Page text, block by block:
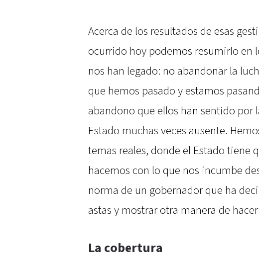
Acerca de los resultados de esas
ocurrido hoy podemos resumirlo en
nos han legado: no abandonar la
que hemos pasado y estamos
abandono que ellos han sentido por
Estado muchas veces ausente.
temas reales, donde el Estado tiene
hacemos con lo que nos incumbe
norma de un gobernador que ha
astas y mostrar otra manera de
La cobertura